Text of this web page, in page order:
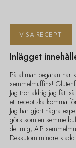
VISA RECEPT
Inlägget
På allmän begäran här
semmelmuffins!
Jag tror aldrig jag fått
ett recept ska komma
Jag har gjort några
görs som en
det mig, AIP
Dessutom mindre